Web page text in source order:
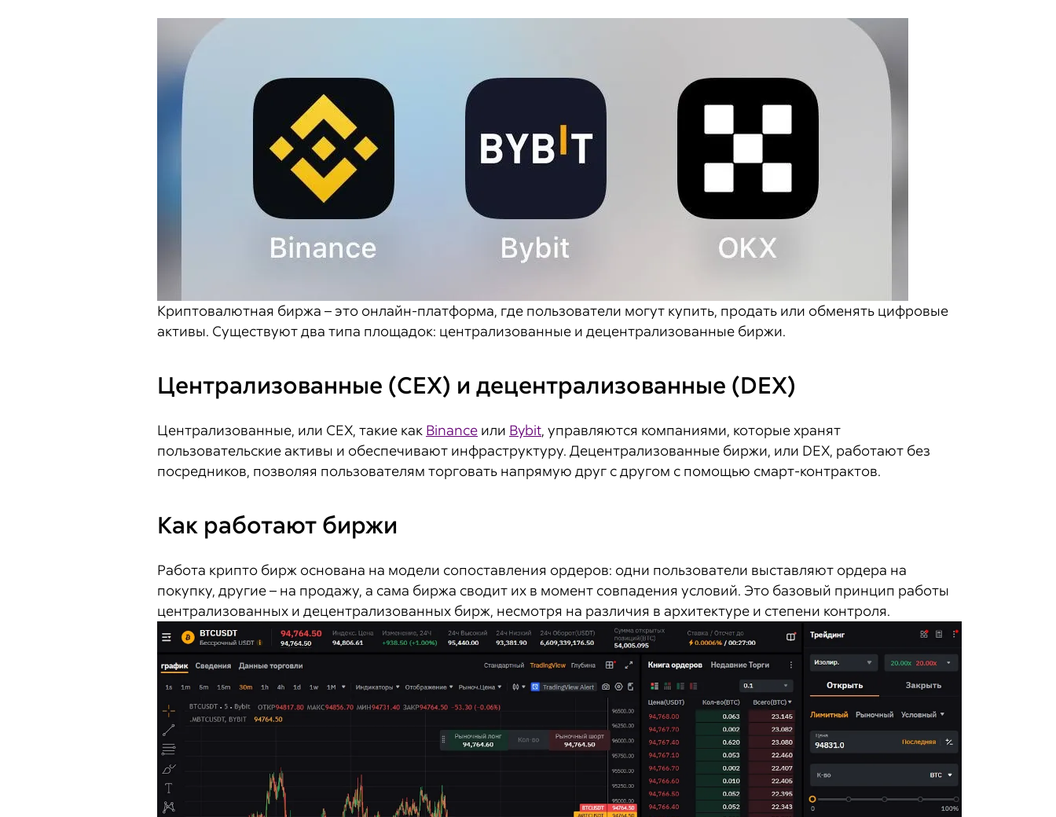
Криптовалютная биржа – это онлайн-платформа, где пользователи могут купить, продать или обменять цифровые
активы. Существуют два типа площадок: централизованные и децентрализованные биржи.
Централизованные (CEX) и децентрализованные (DEX)
Централизованные, или CEX, такие как Binance или Bybit, управляются компаниями, которые хранят
пользовательские активы и обеспечивают инфраструктуру. Децентрализованные биржи, или DEX, работают без
посредников, позволяя пользователям торговать напрямую друг с другом с помощью смарт-контрактов.
Как работают биржи
Работа крипто бирж основана на модели сопоставления ордеров: одни пользователи выставляют ордера на
покупку, другие – на продажу, а сама биржа сводит их в момент совпадения условий. Это базовый принцип работы
централизованных и децентрализованных бирж, несмотря на различия в архитектуре и степени контроля.